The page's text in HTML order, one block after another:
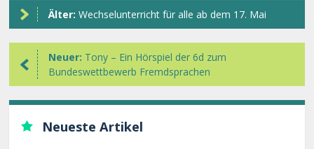
Älter:Wechselunterricht für alle ab dem 17. Mai
Neuer: Tony – Ein Hörspiel der 6d zum
Bundeswettbewerb Fremdsprachen
Neueste Artikel